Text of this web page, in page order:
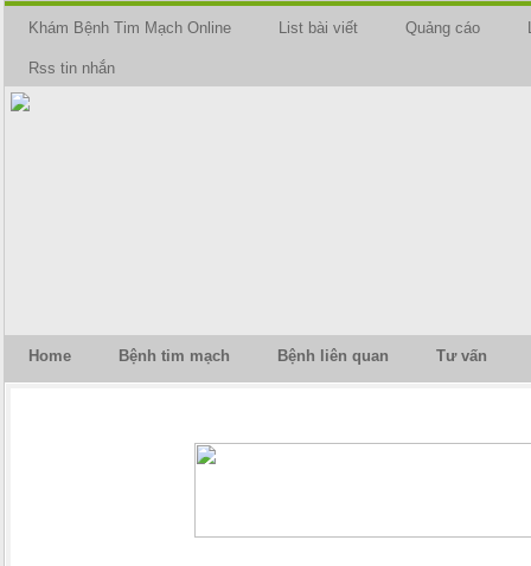
Khám Bệnh Tim Mạch Online List bài viết Quảng cáo
Rss tin nhắn
Home Bệnh tim mạch Bệnh liên quan Tư vấn